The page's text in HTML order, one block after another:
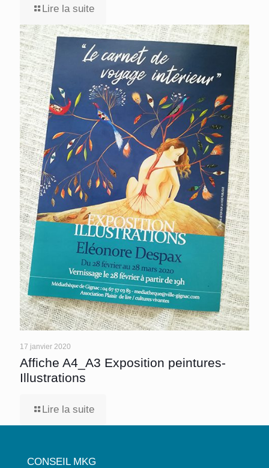
Lire la suite
17 janvier 2020
Affiche A4_A3 Exposition peintures-
Illustrations
Lire la suite
CONSEIL MKG